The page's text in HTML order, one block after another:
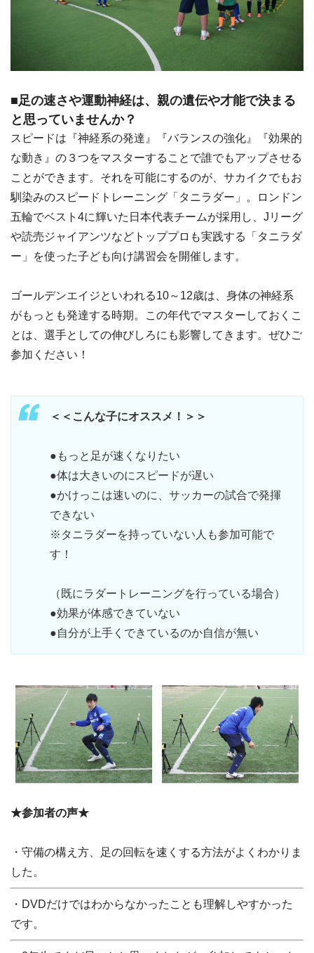
■足の速さや運動神経は、親の遺伝や才能で決まる
と思っていませんか？
スピードは『神経系の発達』『バランスの強化』『効果的
な動き』の３つをマスターすることで誰でもアップさせる
ことができます。それを可能にするのが、サカイクでもお
馴染みのスピードトレーニング「タニラダー」。ロンドン
五輪でベスト4に輝いた日本代表チームが採用し、Jリーグ
や読売ジャイアンツなどトッププロも実践する「タニラダ
ー」を使った子ども向け講習会を開催します。
ゴールデンエイジといわれる10～12歳は、身体の神経系
がもっとも発達する時期。この年代でマスターしておくこ
とは、選手としての伸びしろにも影響してきます。ぜひご
参加ください！
＜＜こんな子にオススメ！＞＞
●もっと足が速くなりたい
●体は大きいのにスピードが遅い
●かけっこは速いのに、サッカーの試合で発揮
できない
※タニラダーを持っていない人も参加可能で
す！
（既にラダートレーニングを行っている場合）
●効果が体感できていない
●自分が上手くできているのか自信が無い
★参加者の声★
・守備の構え方、足の回転を速くする方法がよくわかりま
した。
・DVDだけではわからなかったことも理解しやすかった
です。